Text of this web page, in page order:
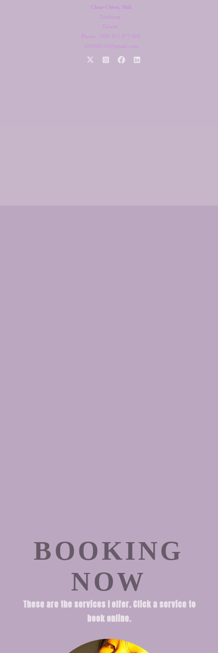
Chun-Chien, Shih
Taichung
Taiwan
Phone: +886 912 077 006
s99108135@gmail.com
BOOKING
NOW
These are the services I offer. Click a service to
book online.